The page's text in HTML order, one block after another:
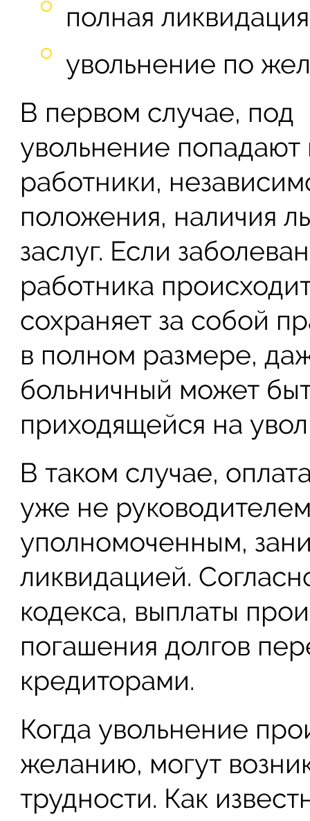
полная
увольнение по
В первом случае, под
увольнение попадают
работники,
положения, наличия
заслуг. Если
работника
сохраняет за собой
в полном размере,
больничный может
приходящейся на
В таком случае,
уже не
уполномоченным,
ликвидацией.
кодекса, выплаты
погашения долгов
кредиторами.
Когда увольнение
желанию, могут
трудности. Как